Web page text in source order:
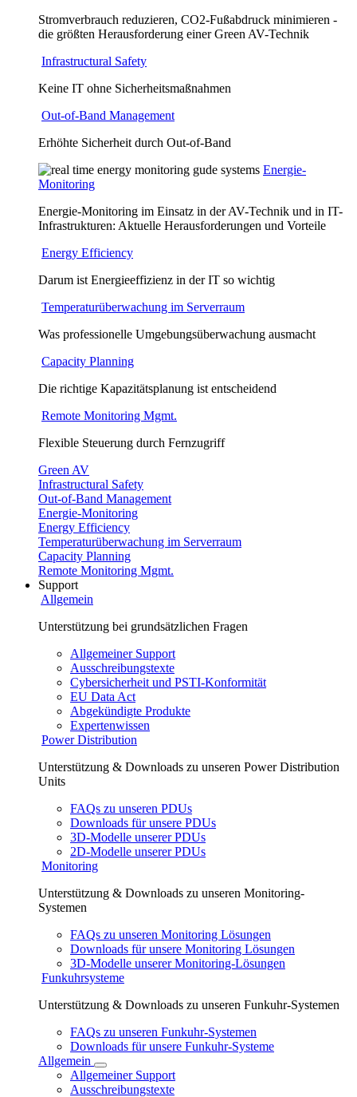
Stromverbrauch reduzieren, CO2-Fußabdruck minimieren -
die größten Herausforderung einer Green AV-Technik
Infrastructural Safety
Keine IT ohne Sicherheitsmaßnahmen
Out-of-Band Management
Erhöhte Sicherheit durch Out-of-Band
Energie-
Monitoring
Energie-Monitoring im Einsatz in der AV-Technik und in IT-
Infrastrukturen: Aktuelle Herausforderungen und Vorteile
Energy Efficiency
Darum ist Energieeffizienz in der IT so wichtig
Temperaturüberwachung im Serverraum
Was professionelle Umgebungsüberwachung ausmacht
Capacity Planning
Die richtige Kapazitätsplanung ist entscheidend
Remote Monitoring Mgmt.
Flexible Steuerung durch Fernzugriff
Green AV
Infrastructural Safety
Out-of-Band Management
Energie-Monitoring
Energy Efficiency
Temperaturüberwachung im Serverraum
Capacity Planning
Remote Monitoring Mgmt.
Support
Allgemein
Unterstützung bei grundsätzlichen Fragen
Allgemeiner Support
Ausschreibungstexte
Cybersicherheit und PSTI-Konformität
EU Data Act
Abgekündigte Produkte
Expertenwissen
Power Distribution
Unterstützung & Downloads zu unseren Power Distribution
Units
FAQs zu unseren PDUs
Downloads für unsere PDUs
3D-Modelle unserer PDUs
2D-Modelle unserer PDUs
Monitoring
Unterstützung & Downloads zu unseren Monitoring-
Systemen
FAQs zu unseren Monitoring Lösungen
Downloads für unsere Monitoring Lösungen
3D-Modelle unserer Monitoring-Lösungen
Funkuhrsysteme
Unterstützung & Downloads zu unseren Funkuhr-Systemen
FAQs zu unseren Funkuhr-Systemen
Downloads für unsere Funkuhr-Systeme
Allgemein
Allgemeiner Support
Ausschreibungstexte